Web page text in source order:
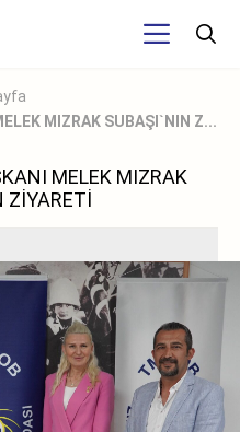
MIZRAK SUBAŞI`NIN Z...
MELEK MIZRAK
ZİYARETİ